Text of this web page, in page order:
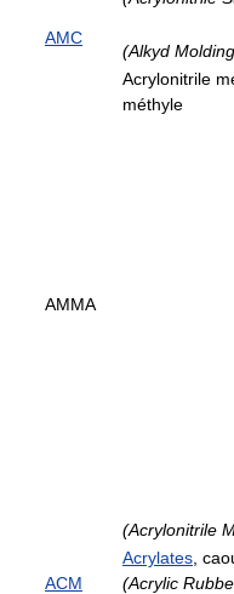
AMC
(Alkyd
AMMA
Acrylonitrile
méthyle
(Acrylonitrile
ACM
Acrylates ,
(Acrylic